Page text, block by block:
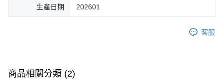
生產日期 202601
客服
商品相關分類 (2)